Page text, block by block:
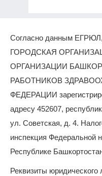
Согласно данным
ГОРОДСКАЯ
ОРГАНИЗАЦИИ
РАБОТНИКОВ
ФЕДЕРАЦИИ
адресу 452607,
ул. Советская, д. 4.
инспекция Федеральной
Республике
Реквизиты